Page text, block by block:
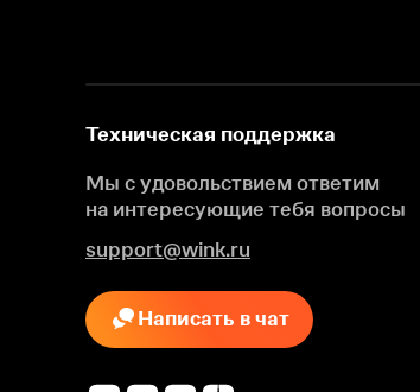
Техническая поддержка
Мы с удовольствием ответим
на интересующие тебя вопросы
support@wink.ru
Написать в чат